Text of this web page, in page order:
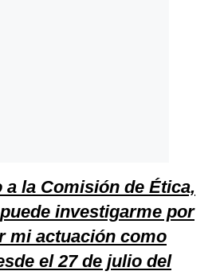
a la Comisión de Ética,
investigarme por
mi actuación como
el 27 de julio del